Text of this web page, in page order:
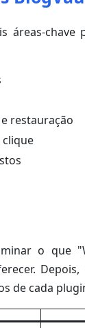
áreas-chave
restauração
clique
o que
Depois,
de cada